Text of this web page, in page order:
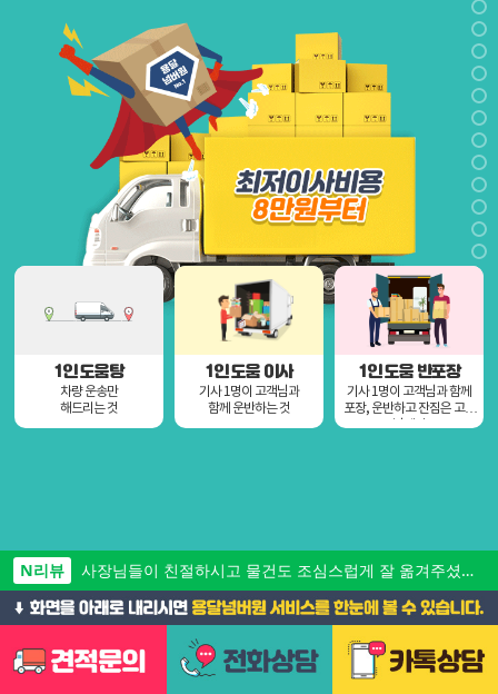
1인 도움탕
차량 운송만
해드리는 것
1인 도움 이사
기사 1명이 고객님과
함께 운반하는 것
1인 도움 반포장
기사 1명이 고객님과 함께
포장, 운반하고 잔짐은 고객
님께서
N리뷰
사장님들이 친절하시고 물건도 조심스럽게 잘 옮겨주셨네요~
N리뷰
짐이 많아서 차를 두대를 이용해야 했어서 엄청 고생하셨는데 전혀 힘든내색 안하시고 끝까지 잘 도와주셨어용 ㅜㅜ
N리뷰 사소한부분까지 잘 봐주셔서 이사잘끝났어요!!감사합니다!!주변에 추천많이하려구요:)